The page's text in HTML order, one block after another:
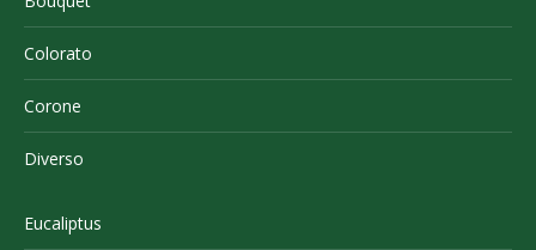
Colorato
Corone
Diverso
Eucaliptus